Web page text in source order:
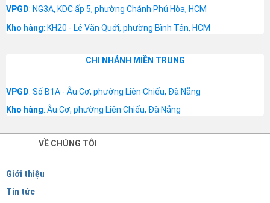
VPGD: NG3A, KDC ấp 5, phường Chánh Phú Hòa, HCM
Kho hàng: KH20 - Lê Văn Quới, phường Bình Tân, HCM
CHI NHÁNH MIỀN TRUNG
VPGD: Số B1A - Âu Cơ, phường Liên Chiểu, Đà Nẵng
Kho hàng: Âu Cơ, phường Liên Chiểu, Đà Nẵng
VỀ CHÚNG TÔI
Giới thiệu
Tin tức